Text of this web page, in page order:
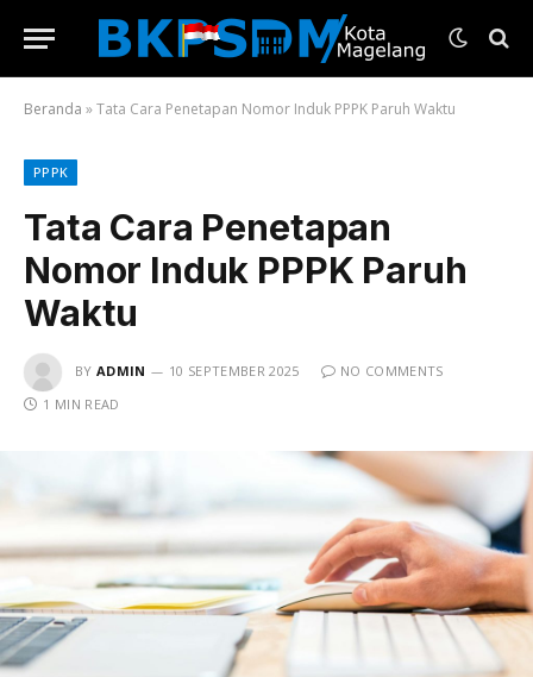
Beranda »Tata Cara Penetapan Nomor Induk PPPK Paruh Waktu
PPPK
Tata Cara Penetapan
Nomor Induk PPPK Paruh
Waktu
BY ADMIN 10 SEPTEMBER 2025
NO COMMENTS
1 MIN READ